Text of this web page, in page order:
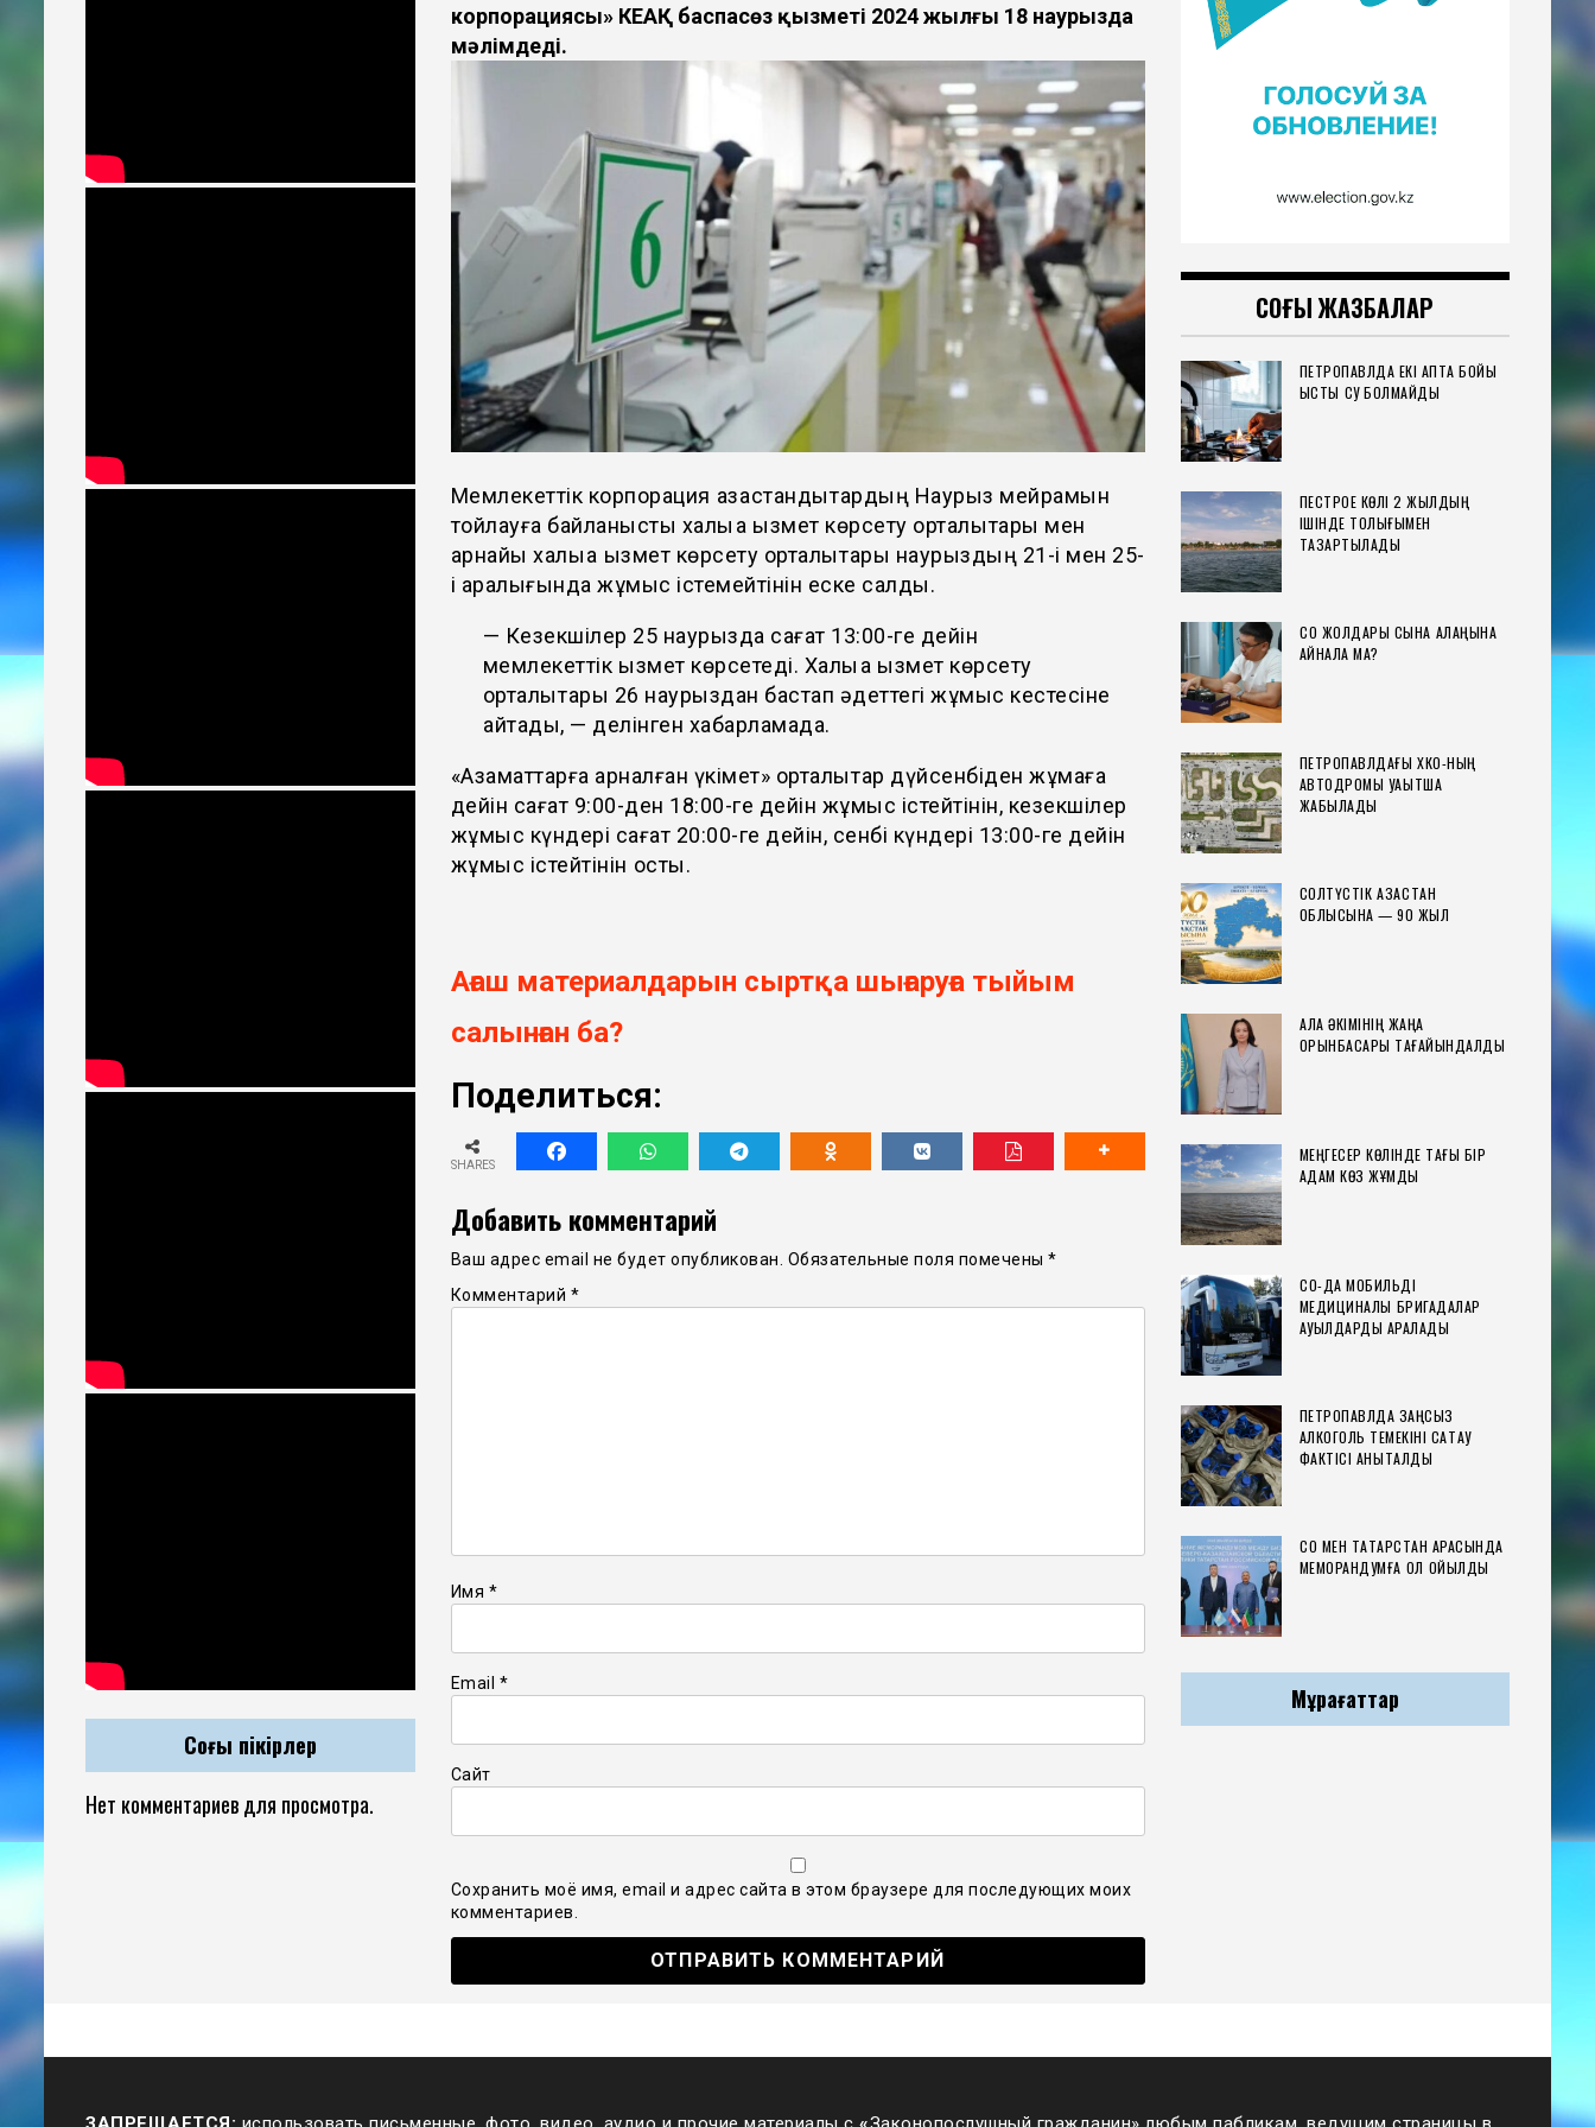
корпорациясы» КЕАҚ баспасөз қызметі 2024 жылғы 18 наурызда
мәлімдеді.
Мемлекеттік корпорация қазақстандықтардың Наурыз мейрамын
тойлауға байланысты халыққа қызмет көрсету орталықтары мен
арнайы халыққа қызмет көрсету орталықтары наурыздың 21-і мен 25-
і аралығында жұмыс істемейтінін еске салды.
— Кезекшілер 25 наурызда сағат 13:00-ге дейін
мемлекеттік қызмет көрсетеді. Халыққа қызмет көрсету
орталықтары 26 наурыздан бастап әдеттегі жұмыс кестесіне
қайтады, — делінген хабарламада.
«Азаматтарға арналған үкімет» орталықтар дүйсенбіден жұмаға
дейін сағат 9:00-ден 18:00-ге дейін жұмыс істейтінін, кезекшілер
жұмыс күндері сағат 20:00-ге дейін, сенбі күндері 13:00-ге дейін
жұмыс істейтінін қосты.
Ағаш материалдарын сыртқа шығаруға тыйым
салынған ба?
Поделиться:
SHARES
Добавить комментарий
Ваш адрес email не будет опубликован. Обязательные поля помечены *
Комментарий *
Имя *
Email *
Сайт
Сохранить моё имя, email и адрес сайта в этом браузере для последующих моих
комментариев.
Соңғы пікірлер
Нет комментариев для просмотра.
СОҢҒЫ ЖАЗБАЛАР
ПЕТРОПАВЛДА ЕКІ АПТА БОЙЫ
ЫСТЫҚ СУ БОЛМАЙДЫ
ПЕСТРОЕ КӨЛІ 2 ЖЫЛДЫҢ
ІШІНДЕ ТОЛЫҒЫМЕН
ТАЗАРТЫЛАДЫ
СҚО ЖОЛДАРЫ СЫНАҚ АЛАҢЫНА
АЙНАЛА МА?
ПЕТРОПАВЛДАҒЫ ХҚКО-НЫҢ
АВТОДРОМЫ УАҚЫТША
ЖАБЫЛАДЫ
СОЛТҮСТІК ҚАЗАҚСТАН
ОБЛЫСЫНА — 90 ЖЫЛ
ҚАЛА ӘКІМІНІҢ ЖАҢА
ОРЫНБАСАРЫ ТАҒАЙЫНДАЛДЫ
МЕҢГЕСЕР КӨЛІНДЕ ТАҒЫ БІР
АДАМ КӨЗ ЖҰМДЫ
СҚО-ДА МОБИЛЬДІ
МЕДИЦИНАЛЫҚ БРИГАДАЛАР
АУЫЛДАРДЫ АРАЛАДЫ
ПЕТРОПАВЛДА ЗАҢСЫЗ
АЛКОГОЛЬ ТЕМЕКІНІ САҚТАУ
ФАКТІСІ АНЫҚТАЛДЫ
СҚО МЕН ТАТАРСТАН АРАСЫНДА
МЕМОРАНДУМҒА ҚОЛ ҚОЙЫЛДЫ
Мұрағаттар